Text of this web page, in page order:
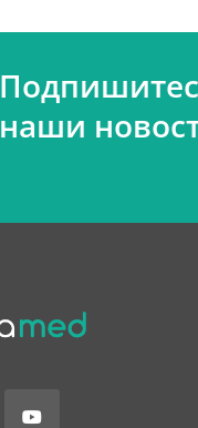
наши